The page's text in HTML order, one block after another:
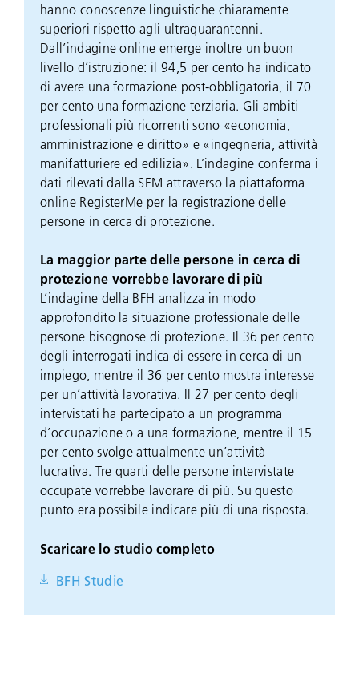
hanno conoscenze linguistiche chiaramente
superiori rispetto agli ultraquarantenni.
Dall’indagine online emerge inoltre un buon
livello d’istruzione: il 94,5 per cento ha indicato
di avere una formazione post-obbligatoria, il 70
per cento una formazione terziaria. Gli ambiti
professionali più ricorrenti sono «economia,
amministrazione e diritto» e «ingegneria, attività
manifatturiere ed edilizia». L’indagine conferma i
dati rilevati dalla SEM attraverso la piattaforma
online RegisterMe per la registrazione delle
persone in cerca di protezione.
La maggior parte delle persone in cerca di
protezione vorrebbe lavorare di più
L’indagine della BFH analizza in modo
approfondito la situazione professionale delle
persone bisognose di protezione. Il 36 per cento
degli interrogati indica di essere in cerca di un
impiego, mentre il 36 per cento mostra interesse
per un’attività lavorativa. Il 27 per cento degli
intervistati ha partecipato a un programma
d’occupazione o a una formazione, mentre il 15
per cento svolge attualmente un’attività
lucrativa. Tre quarti delle persone intervistate
occupate vorrebbe lavorare di più. Su questo
punto era possibile indicare più di una risposta.
Scaricare lo studio completo
BFH Studie